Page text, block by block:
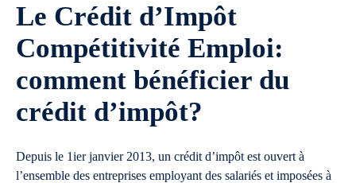
Le Crédit d’Impôt
Compétitivité Emploi:
comment bénéficier du
crédit d’impôt?
Depuis le 1ier janvier 2013, un crédit d’impôt est ouvert à
l’ensemble des entreprises employant des salariés et imposées à